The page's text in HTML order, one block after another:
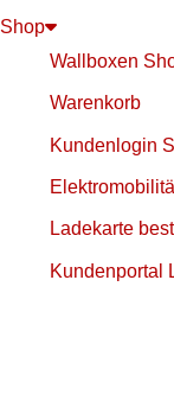
Shop
Wallboxen
Warenkorb
Kundenlogin
Ladekarte
Kundenportal